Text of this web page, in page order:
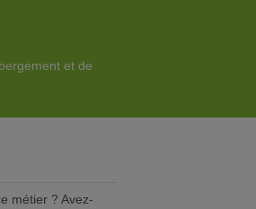
et de
métier ? Avez-